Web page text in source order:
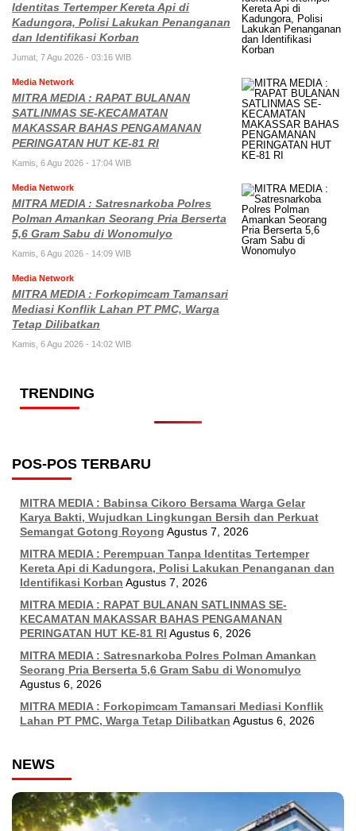
Identitas Tertemper Kereta Api di
Kadungora, Polisi Lakukan Penanganan
dan Identifikasi Korban
Jumat, 7 Agu 2026 - 03:16 WIB
Media Network
MITRA MEDIA : RAPAT BULANAN
SATLINMAS SE-KECAMATAN
MAKASSAR BAHAS PENGAMANAN
PERINGATAN HUT KE-81 RI
Kamis, 6 Agu 2026 - 17:04 WIB
Media Network
MITRA MEDIA : Satresnarkoba Polres
Polman Amankan Seorang Pria Berserta
5,6 Gram Sabu di Wonomulyo
Kamis, 6 Agu 2026 - 14:09 WIB
Media Network
MITRA MEDIA : Forkopimcam Tamansari
Mediasi Konflik Lahan PT PMC, Warga
Tetap Dilibatkan
Kamis, 6 Agu 2026 - 14:02 WIB
TRENDING
POS-POS TERBARU
MITRA MEDIA : Babinsa Cikoro Bersama Warga Gelar
Karya Bakti, Wujudkan Lingkungan Bersih dan Perkuat
Semangat Gotong Royong Agustus 7, 2026
MITRA MEDIA : Perempuan Tanpa Identitas Tertemper
Kereta Api di Kadungora, Polisi Lakukan Penanganan dan
Identifikasi Korban Agustus 7, 2026
MITRA MEDIA : RAPAT BULANAN SATLINMAS SE-
KECAMATAN MAKASSAR BAHAS PENGAMANAN
PERINGATAN HUT KE-81 RI Agustus 6, 2026
MITRA MEDIA : Satresnarkoba Polres Polman Amankan
Seorang Pria Berserta 5,6 Gram Sabu di Wonomulyo
Agustus 6, 2026
MITRA MEDIA : Forkopimcam Tamansari Mediasi Konflik
Lahan PT PMC, Warga Tetap Dilibatkan Agustus 6, 2026
NEWS